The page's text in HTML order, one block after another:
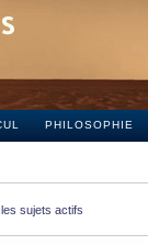
PHILOSOPHIE
les sujets actifs